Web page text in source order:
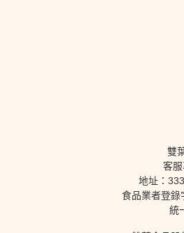
雙
客
地址：
食品業者登錄
統